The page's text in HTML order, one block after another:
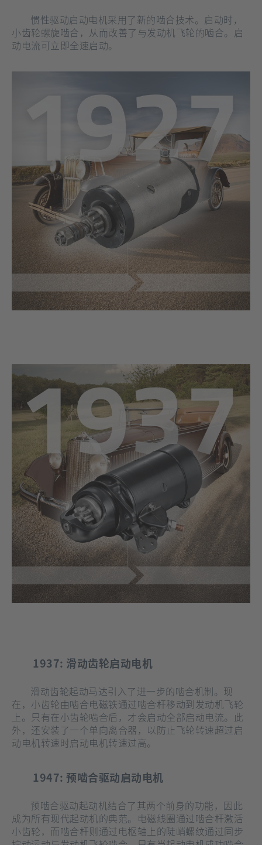
惯性驱动启动电机采用了新的啮合技术。启动时，
小齿轮螺旋啮合，从而改善了与发动机飞轮的啮合。启
动电流可立即全速启动。
1937: 滑动齿轮启动电机
滑动齿轮起动马达引入了进一步的啮合机制。现
在，小齿轮由啮合电磁铁通过啮合杆移动到发动机飞轮
上。只有在小齿轮啮合后，才会启动全部启动电流。此
外，还安装了一个单向离合器，以防止飞轮转速超过启
动电机转速时启动电机转速过高。
1947: 预啮合驱动启动电机
预啮合驱动起动机结合了其两个前身的功能，因此
成为所有现代起动机的典范。电磁线圈通过啮合杆激活
小齿轮，而啮合杆则通过电枢轴上的陡峭螺纹通过同步